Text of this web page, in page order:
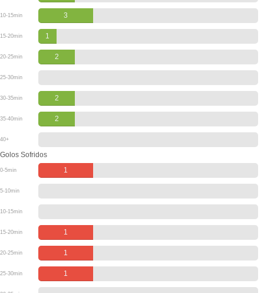
10-15min 3
15-20min 1
20-25min 2
25-30min
30-35min 2
35-40min 2
40+
Golos Sofridos
0-5min 1
5-10min
10-15min
15-20min 1
20-25min 1
25-30min 1